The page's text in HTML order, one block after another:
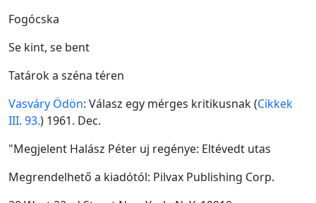
Fogócska
Se kint, se bent
Tatárok a széna téren
Vasváry Ödön: Válasz egy mérges kritikusnak (Cikkek
III. 93.) 1961. Dec.
"Megjelent Halász Péter uj regénye: Eltévedt utas
Megrendelhető a kiadótól: Pilvax Publishing Corp.